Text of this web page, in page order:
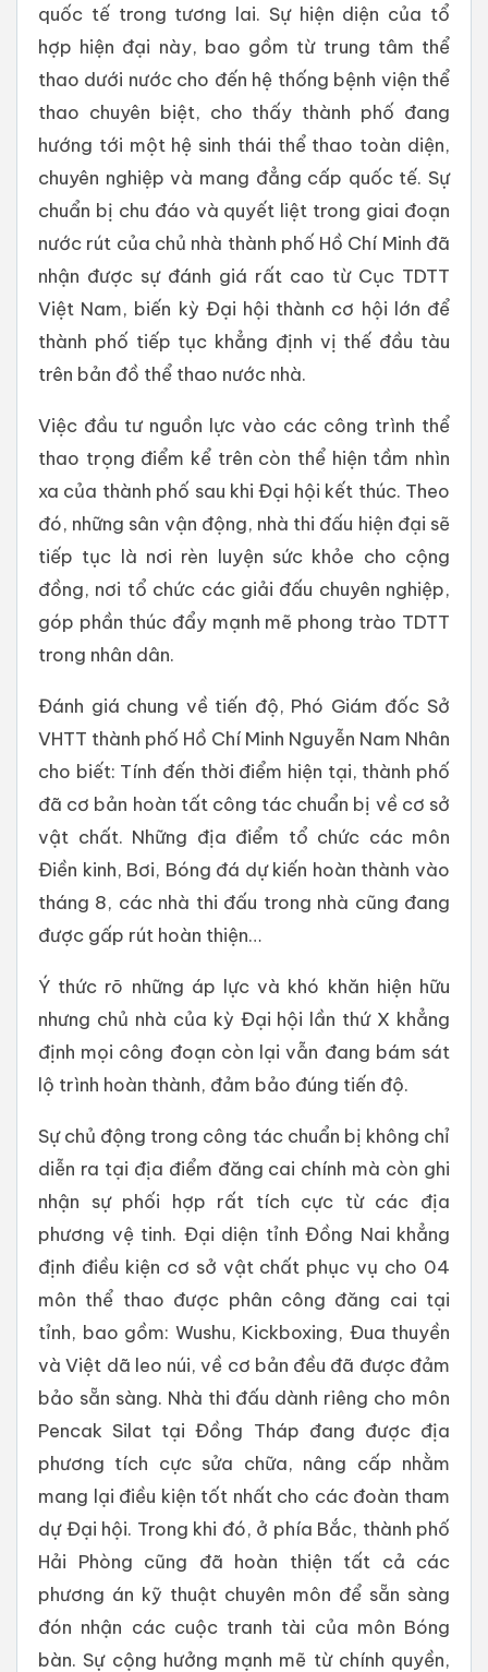
quốc tế trong tương lai. Sự hiện diện của tổ
hợp hiện đại này, bao gồm từ trung tâm thể
thao dưới nước cho đến hệ thống bệnh viện thể
thao chuyên biệt, cho thấy thành phố đang
hướng tới một hệ sinh thái thể thao toàn diện,
chuyên nghiệp và mang đẳng cấp quốc tế. Sự
chuẩn bị chu đáo và quyết liệt trong giai đoạn
nước rút của chủ nhà thành phố Hồ Chí Minh đã
nhận được sự đánh giá rất cao từ Cục TDTT
Việt Nam, biến kỳ Đại hội thành cơ hội lớn để
thành phố tiếp tục khẳng định vị thế đầu tàu
trên bản đồ thể thao nước nhà.
Việc đầu tư nguồn lực vào các công trình thể
thao trọng điểm kể trên còn thể hiện tầm nhìn
xa của thành phố sau khi Đại hội kết thúc. Theo
đó, những sân vận động, nhà thi đấu hiện đại sẽ
tiếp tục là nơi rèn luyện sức khỏe cho cộng
đồng, nơi tổ chức các giải đấu chuyên nghiệp,
góp phần thúc đẩy mạnh mẽ phong trào TDTT
trong nhân dân.
Đánh giá chung về tiến độ, Phó Giám đốc Sở
VHTT thành phố Hồ Chí Minh Nguyễn Nam Nhân
cho biết: Tính đến thời điểm hiện tại, thành phố
đã cơ bản hoàn tất công tác chuẩn bị về cơ sở
vật chất. Những địa điểm tổ chức các môn
Điền kinh, Bơi, Bóng đá dự kiến hoàn thành vào
tháng 8, các nhà thi đấu trong nhà cũng đang
được gấp rút hoàn thiện…
Ý thức rõ những áp lực và khó khăn hiện hữu
nhưng chủ nhà của kỳ Đại hội lần thứ X khẳng
định mọi công đoạn còn lại vẫn đang bám sát
lộ trình hoàn thành, đảm bảo đúng tiến độ.
Sự chủ động trong công tác chuẩn bị không chỉ
diễn ra tại địa điểm đăng cai chính mà còn ghi
nhận sự phối hợp rất tích cực từ các địa
phương vệ tinh. Đại diện tỉnh Đồng Nai khẳng
định điều kiện cơ sở vật chất phục vụ cho 04
môn thể thao được phân công đăng cai tại
tỉnh, bao gồm: Wushu, Kickboxing, Đua thuyền
và Việt dã leo núi, về cơ bản đều đã được đảm
bảo sẵn sàng. Nhà thi đấu dành riêng cho môn
Pencak Silat tại Đồng Tháp đang được địa
phương tích cực sửa chữa, nâng cấp nhằm
mang lại điều kiện tốt nhất cho các đoàn tham
dự Đại hội. Trong khi đó, ở phía Bắc, thành phố
Hải Phòng cũng đã hoàn thiện tất cả các
phương án kỹ thuật chuyên môn để sẵn sàng
đón nhận các cuộc tranh tài của môn Bóng
bàn. Sự cộng hưởng mạnh mẽ từ chính quyền,